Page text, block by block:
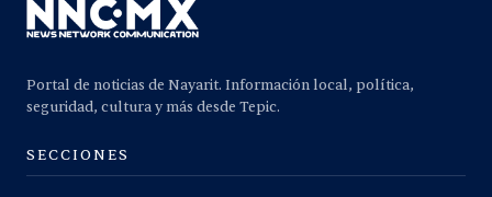
Portal de noticias de Nayarit. Información local, política,
seguridad, cultura y más desde Tepic.
SECCIONES